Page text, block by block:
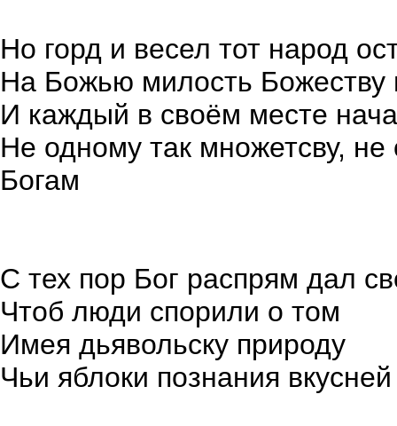
Но горд и весел тот народ
На Божью милость Божеству
И каждый в своём месте
Не одному так множетсву,
Богам
С тех пор Бог распрям дал
Чтоб люди спорили о том
Имея дьявольску природу
Чьи яблоки познания вкусней